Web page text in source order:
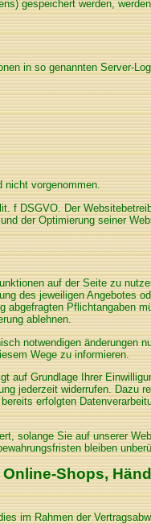
gespeichert werden,
in so genannten Server-
nicht vorgenommen.
f DSGVO. Der
der Optimierung seiner
auf der Seite zu
des jeweiligen Angebotes
abgefragten Pflichtangaben
ablehnen.
notwendigen änderungen
Wege zu informieren.
auf Grundlage Ihrer
jederzeit widerrufen. Dazu
erfolgten
solange Sie auf unserer
bleiben
Shops,
im Rahmen der